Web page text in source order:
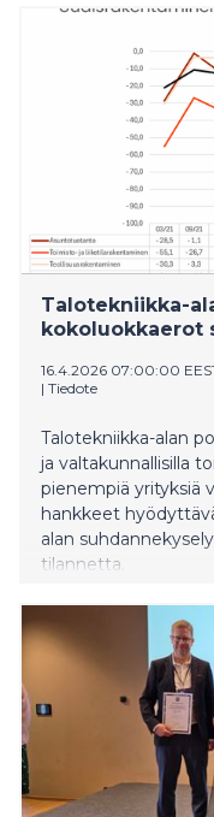
Talotekniikka-
kokoluokkaerot
16.4.2026 07:00:00
| Tiedote
Talotekniikka-alan
ja valtakunnallisilla
pienempiä yrityksiä
hankkeet
alan
tilannetta.